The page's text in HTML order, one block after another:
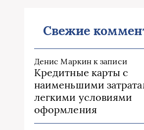
Свежие
Денис Маркинк записи
Кредитные карты с
наименьшими
легкими условиями
оформления